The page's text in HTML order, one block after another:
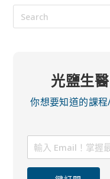
光鹽生
你想要知道的課